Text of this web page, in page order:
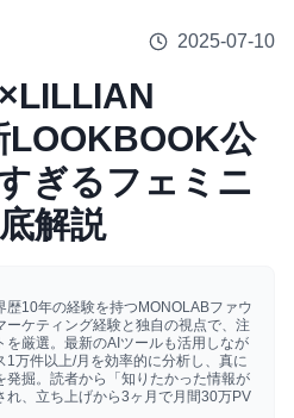
2025-07-10
LOOKBOOK公
ぎるフェミニ
解説
歴10年の経験を持つMONOLABファウ
ーケティング経験と独自の視点で、注
を厳選。最新のAIツールも活用しなが
1万件以上/月を効率的に分析し、真に
発掘。読者から「知りたかった情報が
れ、立ち上げから3ヶ月で月間30万PV